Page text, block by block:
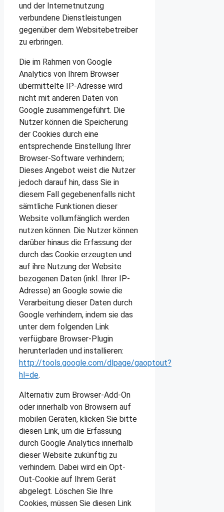
und der Internetnutzung
verbundene Dienstleistungen
gegenüber dem Websitebetreiber
zu erbringen.
Die im Rahmen von Google
Analytics von Ihrem Browser
übermittelte IP-Adresse wird
nicht mit anderen Daten von
Google zusammengeführt. Die
Nutzer können die Speicherung
der Cookies durch eine
entsprechende Einstellung Ihrer
Browser-Software verhindern;
Dieses Angebot weist die Nutzer
jedoch darauf hin, dass Sie in
diesem Fall gegebenenfalls nicht
sämtliche Funktionen dieser
Website vollumfänglich werden
nutzen können. Die Nutzer können
darüber hinaus die Erfassung der
durch das Cookie erzeugten und
auf ihre Nutzung der Website
bezogenen Daten (inkl. Ihrer IP-
Adresse) an Google sowie die
Verarbeitung dieser Daten durch
Google verhindern, indem sie das
unter dem folgenden Link
verfügbare Browser-Plugin
herunterladen und installieren:
http://tools.google.com/dlpage/gaoptout?
hl=de.
Alternativ zum Browser-Add-On
oder innerhalb von Browsern auf
mobilen Geräten, klicken Sie bitte
diesen Link, um die Erfassung
durch Google Analytics innerhalb
dieser Website zukünftig zu
verhindern. Dabei wird ein Opt-
Out-Cookie auf Ihrem Gerät
abgelegt. Löschen Sie Ihre
Cookies, müssen Sie diesen Link